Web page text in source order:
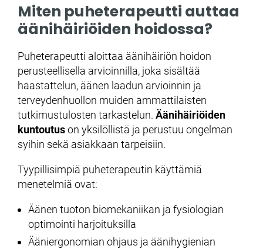
Miten puheterapeutti auttaa
äänihäiriöiden hoidossa?
Puheterapeutti aloittaa äänihäiriön hoidon
perusteellisella arvioinnilla, joka sisältää
haastattelun, äänen laadun arvioinnin ja
terveydenhuollon muiden ammattilaisten
tutkimustulosten tarkastelun. Äänihäiriöiden
kuntoutuson yksilöllistä ja perustuu ongelman
syihin sekä asiakkaan tarpeisiin.
Tyypillisimpiä puheterapeutin käyttämiä
menetelmiä ovat:
Äänen tuoton biomekaniikan ja fysiologian
optimointi harjoituksilla
Ääniergonomian ohjaus ja äänihygienian